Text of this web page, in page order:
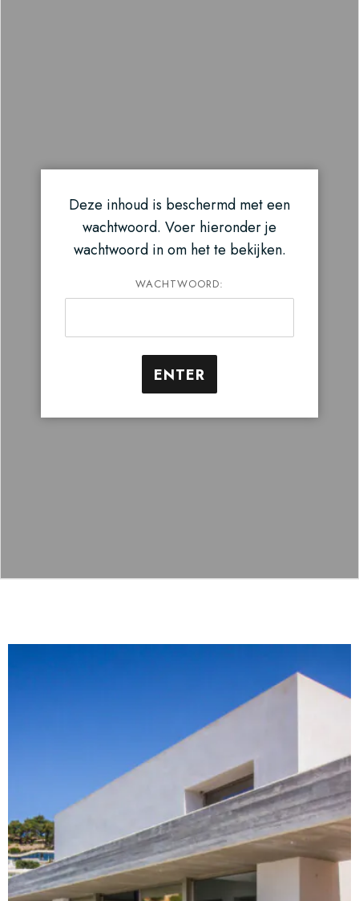
Deze inhoud is beschermd met een
wachtwoord. Voer hieronder je
wachtwoord in om het te bekijken.
WACHTWOORD: